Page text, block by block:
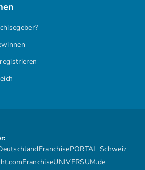
FranchisePORTAL Schweiz
FranchiseUNIVERSUM.de